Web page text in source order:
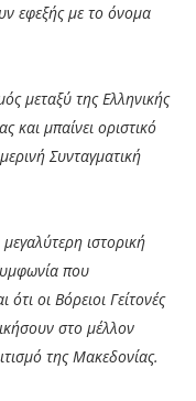
εφεξής με το όνομα
μεταξύ της Ελληνικής
και μπαίνει οριστικό
Συνταγματική
ιστορική
που
οι Βόρειοι Γείτονές
στο μέλλον
της Μακεδονίας.